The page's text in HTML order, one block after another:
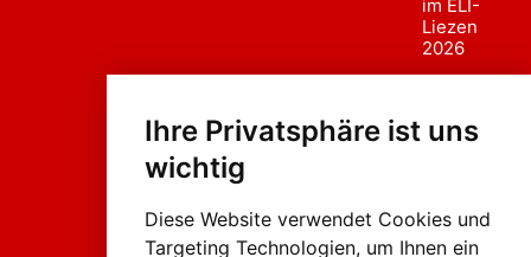
Ihre Privatsphäre ist uns
wichtig
Diese Website verwendet Cookies und
Targeting Technologien, um Ihnen ein
im ELI-
Liezen
2026
sumzug
Liezen